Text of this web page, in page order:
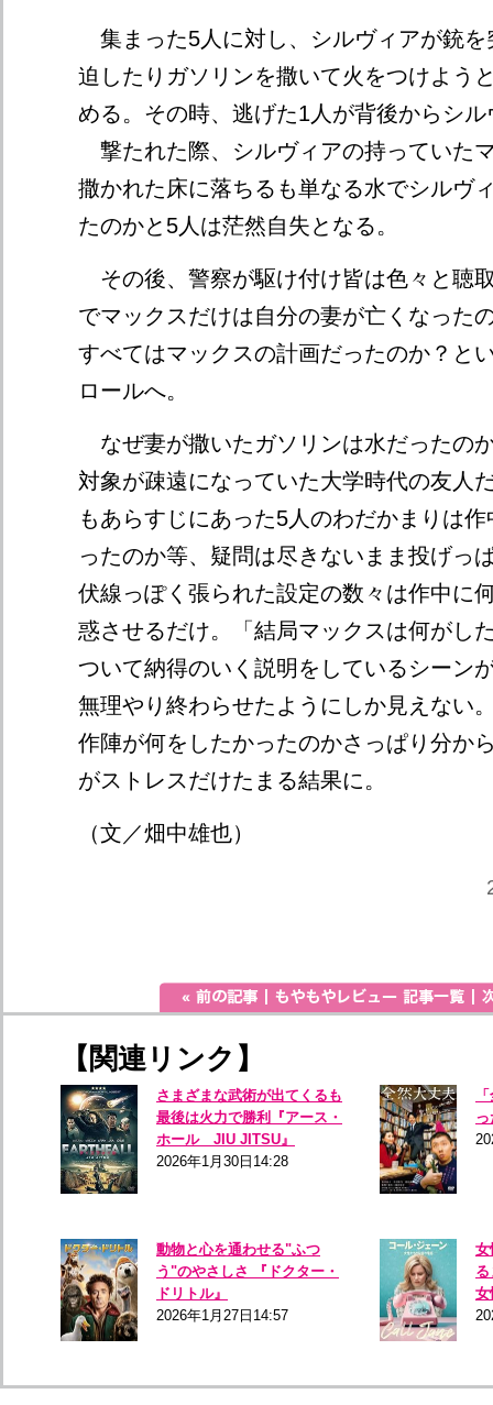
集まった5人に対し、シルヴィアが銃を
迫したりガソリンを撒いて火をつけよう
める。その時、逃げた1人が背後からシ
撃たれた際、シルヴィアの持っていた
撒かれた床に落ちるも単なる水でシルヴ
たのかと5人は茫然自失となる。
その後、警察が駆け付け皆は色々と聴
でマックスだけは自分の妻が亡くなった
すべてはマックスの計画だったのか？と
ロールへ。
なぜ妻が撒いたガソリンは水だったの
対象が疎遠になっていた大学時代の友人
もあらすじにあった5人のわだかまりは
ったのか等、疑問は尽きないまま投げっ
伏線っぽく張られた設定の数々は作中に
惑させるだけ。「結局マックスは何がし
ついて納得のいく説明をしているシーン
無理やり終わらせたようにしか見えない
作陣が何をしたかったのかさっぱり分か
がストレスだけたまる結果に。
（文／畑中雄也）
【関連リンク】
さまざまな武術が出てくるも
最後は火力で勝利『アース・
ホール JIU JITSU』
2026年1月30日14:28
動物と心を通わせる"ふつ
う"のやさしさ 『ドクター・
ドリトル』
2026年1月27日14:57
女
女